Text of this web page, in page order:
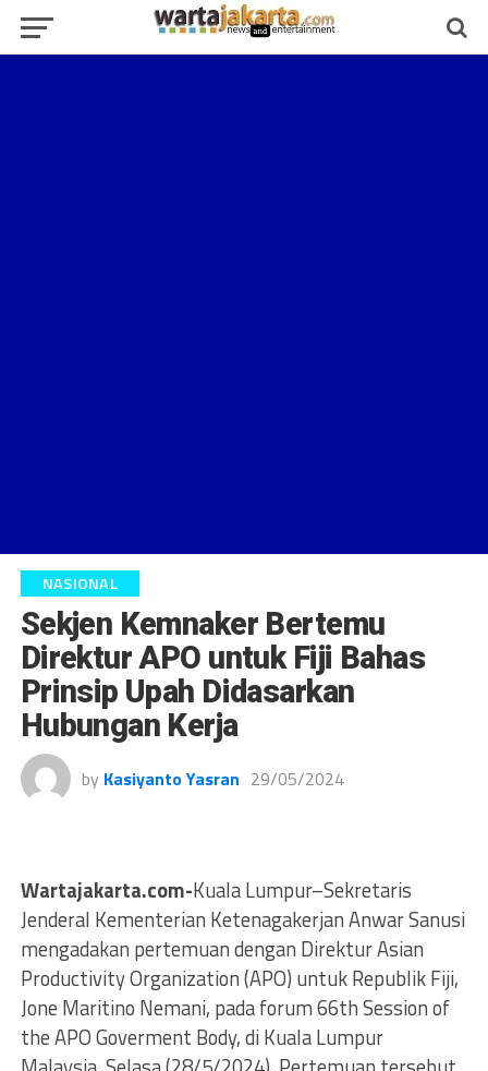
NASIONAL
Sekjen Kemnaker Bertemu
Direktur APO untuk Fiji Bahas
Prinsip Upah Didasarkan
Hubungan Kerja
by Kasiyanto Yasran 29/05/2024
Wartajakarta.com-Kuala Lumpur–Sekretaris
Jenderal Kementerian Ketenagakerjan Anwar Sanusi
mengadakan pertemuan dengan Direktur Asian
Productivity Organization (APO) untuk Republik Fiji,
Jone Maritino Nemani, pada forum 66th Session of
the APO Goverment Body, di Kuala Lumpur